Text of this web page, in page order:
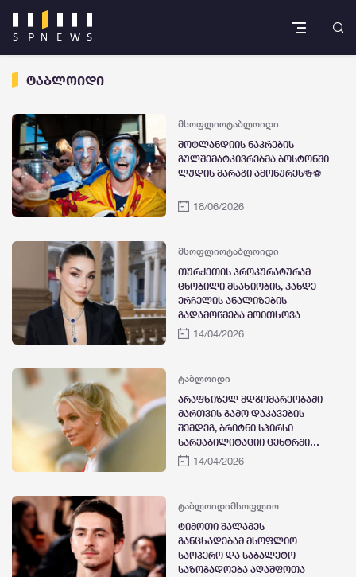
ტაბლოიდი
მსოფლიოტაბლოიდი
შოტლანდიის ნაკრების
გულშემატკივრებმა ბოსტონში
ლუდის მარაგი ამოწურეს🍻⚽
18/06/2026
მსოფლიოტაბლოიდი
თურქეთის პროკურატურამ
ცნობილი მსახიობის, ჰანდე
ერჩელის ანალიზების
გადამოწმება მოითხოვა
14/04/2026
ტაბლოიდი
არაფხიზელ მდგომარეობაში
მართვის გამო დაკავების
შემდეგ, ბრიტნი სპირსი
სარეაბილიტაციი ცენტრში
მკურნალობს
14/04/2026
ტაბლოიდიმსოფლიო
ტიმოთი შალამეს
განცხადებამ მსოფლიო
საოპერო და საბალეტო
საზოგადოება აღაშფოთა